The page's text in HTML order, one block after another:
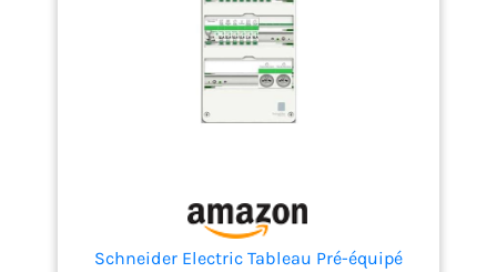
Schneider Electric Tableau Pré-équipé